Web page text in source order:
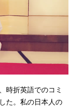
時折英語でのコミ
た。私の日本人の